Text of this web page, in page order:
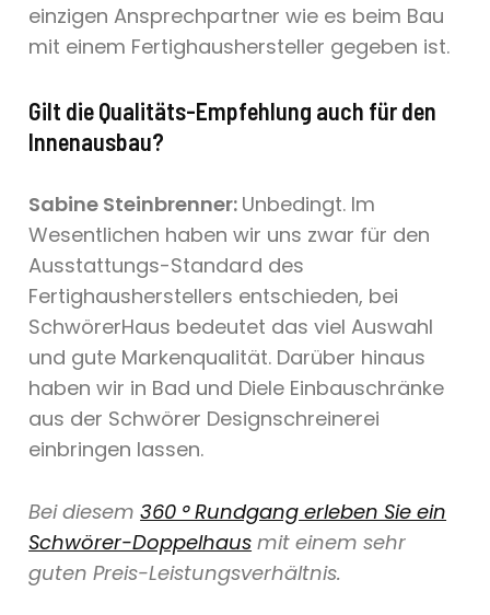
einzigen Ansprechpartner wie es beim Bau
mit einem Fertighaushersteller gegeben ist.
Gilt die Qualitäts-Empfehlung auch für den
Innenausbau?
Sabine Steinbrenner: Unbedingt. Im
Wesentlichen haben wir uns zwar für den
Ausstattungs-Standard des
Fertighausherstellers entschieden, bei
SchwörerHaus bedeutet das viel Auswahl
und gute Markenqualität. Darüber hinaus
haben wir in Bad und Diele Einbauschränke
aus der Schwörer Designschreinerei
einbringen lassen.
Bei diesem360 ° Rundgang erleben Sie ein
Schwörer-Doppelhaus mit einem sehr
guten Preis-Leistungsverhältnis.